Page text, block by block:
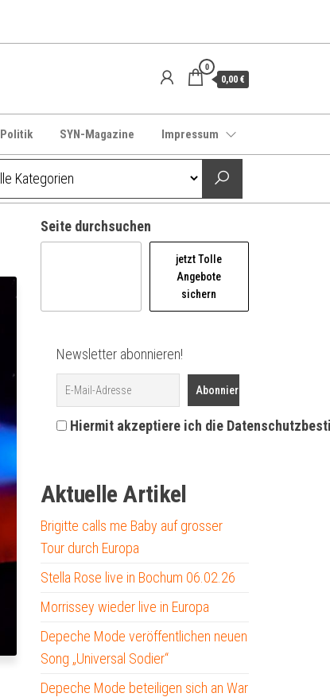
0
0,00 €
Politik SYN-Magazine Impressum
Seite durchsuchen
jetzt Tolle
Angebote
sichern
Newsletter abonnieren!
Hiermit akzeptiere ich die
Aktuelle Artikel
Brigitte calls me Baby auf grosser
Tour durch Europa
Stella Rose live in Bochum 06.02.26
Morrissey wieder live in Europa
Depeche Mode veröffentlichen neuen
Song „Universal Sodier“
Depeche Mode beteiligen sich an War